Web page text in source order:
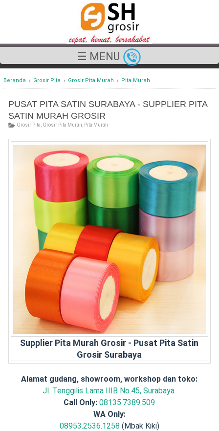
☰ MENU
Beranda › Grosir Pita › Grosir Pita Murah › Pita Murah
PUSAT PITA SATIN SURABAYA - SUPPLIER PITA
SATIN MURAH GROSIR
Grosir Pita Grosir Pita Murah Pita Murah
Supplier Pita Murah Grosir - Pusat Pita Satin
Grosir Surabaya
Alamat gudang, showroom, workshop dan toko:
Jl. Tenggilis Lama IIIB No.45, Surabaya
Call Only: 08135.7389.509
WA Only:
08953.2536.1258 (Mbak Kiki)